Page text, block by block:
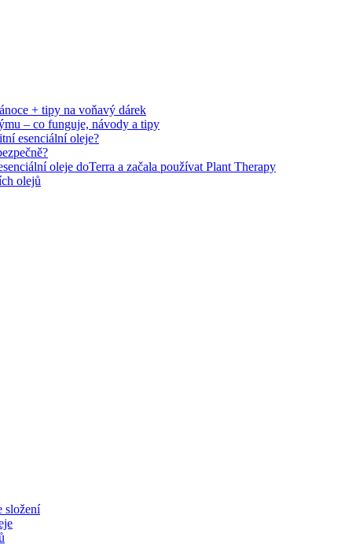
+ tipy na voňavý dárek
– co funguje, návody a tipy
esenciální oleje?
oleje doTerra a začala používat Plant Therapy
olejů
složení